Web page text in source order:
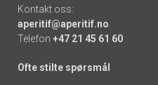
Kontakt oss:
aperitif@aperitif.no
Telefon +47 21 45 61 60
Ofte stilte spørsmål